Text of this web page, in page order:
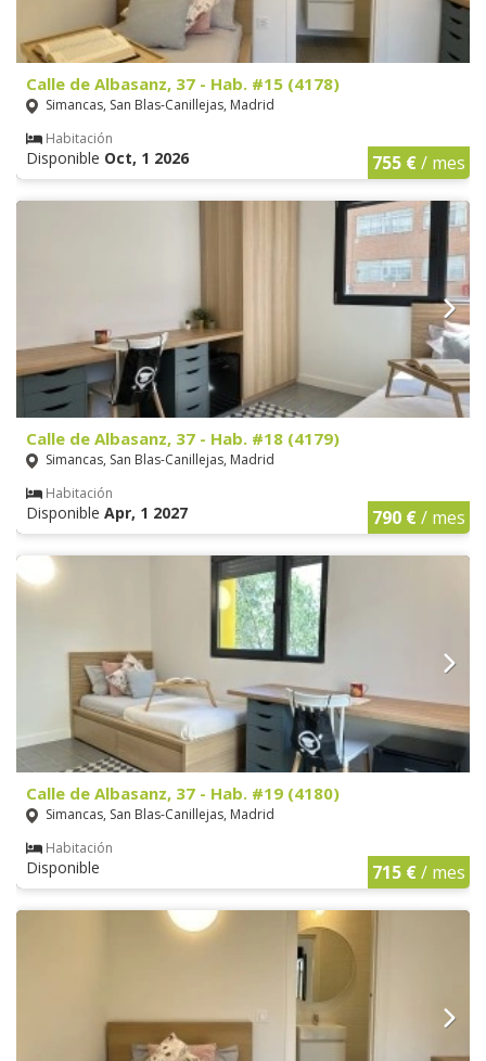
Calle de Albasanz, 37 - Hab. #15 (4178)
Simancas, San Blas-Canillejas, Madrid
Habitación
Disponible Oct, 1 2026 755 €/ mes
Calle de Albasanz, 37 - Hab. #18 (4179)
Simancas, San Blas-Canillejas, Madrid
Habitación
Disponible Apr, 1 2027 790 €/ mes
Calle de Albasanz, 37 - Hab. #19 (4180)
Simancas, San Blas-Canillejas, Madrid
Habitación
Disponible 715 €/ mes